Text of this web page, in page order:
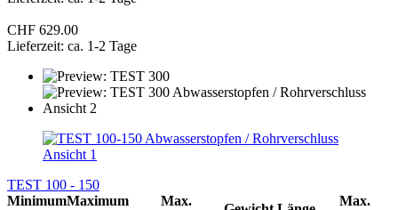
CHF 629.00
Lieferzeit: ca. 1-2 Tage
TEST 100 - 150
MinimumMaximum
Max.
Max.